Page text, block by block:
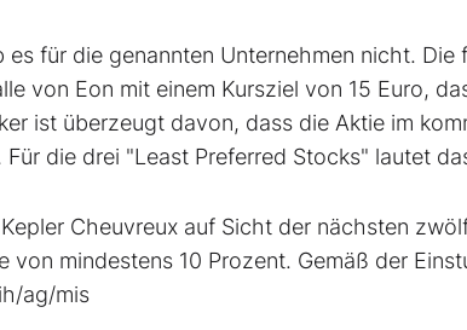
für die genannten Unternehmen nicht. Die
von Eon mit einem Kursziel von 15 Euro,
ist überzeugt davon, dass die Aktie im
die drei "Least Preferred Stocks" lautet
Cheuvreux auf Sicht der nächsten
mindestens 10 Prozent. Gemäß der
ag/mis